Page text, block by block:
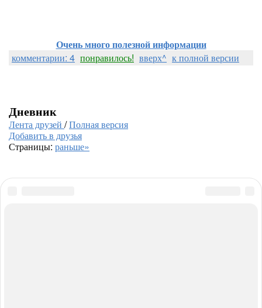
Очень много полезной информации
комментарии: 4 понравилось! вверх^ к полной версии
Дневник
Лента друзей /Полная версия
Добавить в друзья
Страницы: раньше»